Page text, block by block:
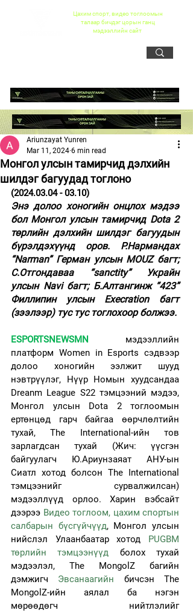
Цахим спорт, видео тоглоомын
талаар бичдэг цорын ганц
мэдээллийн сайт
Монгол улсын тамирчид дэлхийн
шилдэг багуудад тоглоно
Ariunzayat Yunren
Mar 11, 2024 6 min read
(2024.03.04 - 03.10)
Энэ долоо хоногийн онцлох мэдээ
бол Монгол улсын тамирчид Dota 2
төрлийн дэлхийн шилдэг багуудын
бүрэлдэхүүнд оров. Р.Нармандах
“Narman” Герман улсын MOUZ багт;
С.Отгондаваа “sanctity” Украйн
улсын Navi багт; Б.Алтангинж “423”
Филлипин улсын Execration багт
(зээлээр) тус тус тоглохоор болжээ.
ESPORTSNEWSMN
мэдээллийн
платформ Women in Esports сэдвээр
долоо хоногийн ээлжит шууд
нэвтрүүлэг, Нүүр Номын хуудсандаа
Dreanm League S22 тэмцээний мэдээ,
Монгол улсын Dota 2 тоглоомын
ертөнцөд гарч байгаа өөрчлөлтийн
тухай, The International-ийн тов
зарлагдсан тухай (Жич: үүсгэн
байгуулагч Ю.Ариунзаяат АНУ-ын
Сиатл хотод болсон The International
тэмцээнийг сурвалжилсан)
мэдээллүүд орлоо. Харин вэбсайт
дээрээ Видео тоглоом, цахим спортын
салбарын бүсгүйчүүд, Монгол улсын
нийслэл Улаанбаатар хотод PUGBM
төрлийн тэмцээнүүд болох тухай
мэдээлэл, The MongolZ багийн
дэмжигч Эвсанаагийн бичсэн The
MongolZ-ийн аялал ба нэгэн
мөрөөдөгч нийтлэлийг